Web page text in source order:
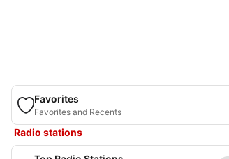
Favorites
Favorites and Recents
Radio stations